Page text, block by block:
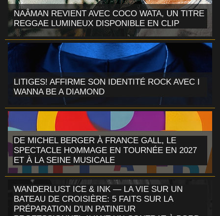
NAÂMAN REVIENT AVEC COCO WATA, UN TITRE
REGGAE LUMINEUX DISPONIBLE EN CLIP
LITIGES! AFFIRME SON IDENTITÉ ROCK AVEC I
WANNA BE A DIAMOND
DE MICHEL BERGER À FRANCE GALL, LE
SPECTACLE HOMMAGE EN TOURNÉE EN 2027
ET À LA SEINE MUSICALE
WANDERLUST ICE & INK — LA VIE SUR UN
BATEAU DE CROISIÈRE: 5 FAITS SUR LA
PRÉPARATION D'UN PATINEUR